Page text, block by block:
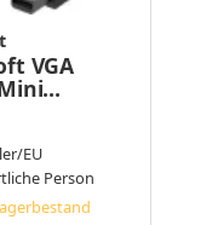
VGA
- VGA
Männlich
- 1.1a -
Pixel
EU
Person